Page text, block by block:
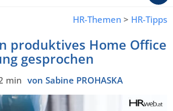
HR-Themen > HR-Tipps
produktives Home Office
gesprochen
min von Sabine PROHASKA